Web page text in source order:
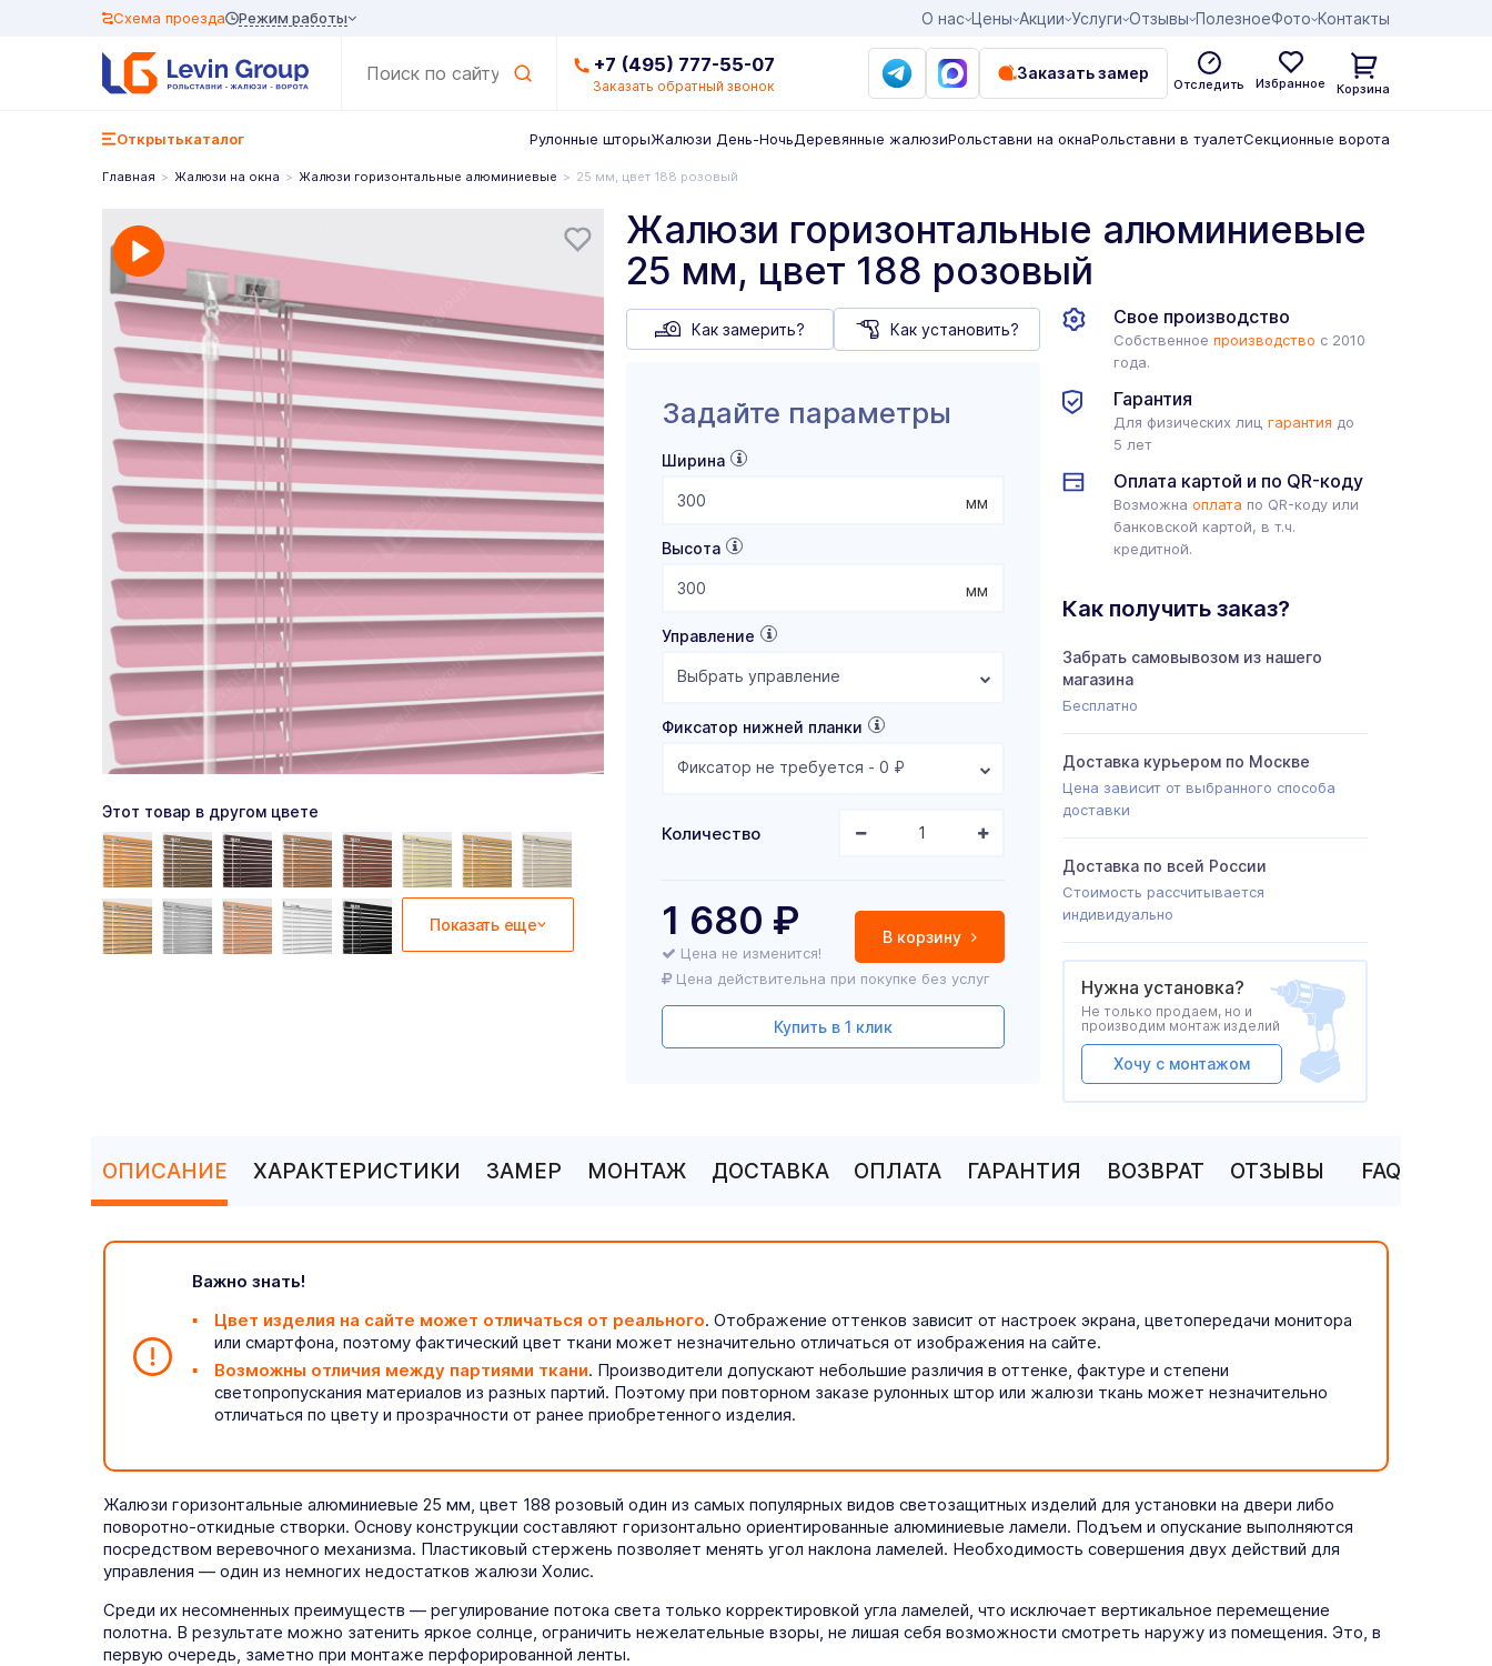
О нас Цены Акции Услуги Отзывы ПолезноеФото Контакты
Схема проезда Режим работы
+7 (495) 777-55-07
Заказать обратный звонок
Заказать замер
Отследить Избранное Корзина
Открытькаталог Рулонные шторыЖалюзи День-НочьДеревянные жалюзиРольставни на окнаРольставни в туалетСекционные ворота
Главная Жалюзи на окна Жалюзи горизонтальные алюминиевые 25 мм, цвет 188 розовый
Жалюзи горизонтальные алюминиевые
25 мм, цвет 188 розовый
Этот товар в другом цвете
Показать еще
Как замерить? Как установить?
Задайте параметры
Ширина
мм
Высота
мм
Управление
Выбрать управление
Фиксатор нижней планки
Фиксатор не требуется - 0 ₽
Количество
В корзину
1 680 ₽
Цена не изменится!
Цена действительна при покупке без услуг
Купить в 1 клик
Свое производство
Собственноепроизводство с 2010
года.
Гарантия
Для физических лицгарантия до
5 лет
Оплата картой и по QR-коду
Возможнаоплата по QR-коду или
банковской картой, в т.ч.
кредитной.
Как получить заказ?
Забрать самовывозом из нашего
магазина
Бесплатно
Доставка курьером по Москве
Цена зависит от выбранного способа
доставки
Доставка по всей России
Стоимость рассчитывается
индивидуально
Нужна установка?
Не только продаем, но и
производим монтаж изделий
Хочу с монтажом
ОПИСАНИЕ ХАРАКТЕРИСТИКИ ЗАМЕР МОНТАЖ ДОСТАВКА ОПЛАТА ГАРАНТИЯ ВОЗВРАТ ОТЗЫВЫ FAQ
Важно знать!
Цвет изделия на сайте может отличаться от реального. Отображение оттенков зависит от настроек экрана, цветопередачи монитора
или смартфона, поэтому фактический цвет ткани может незначительно отличаться от изображения на сайте.
Возможны отличия между партиями ткани. Производители допускают небольшие различия в оттенке, фактуре и степени
светопропускания материалов из разных партий. Поэтому при повторном заказе рулонных штор или жалюзи ткань может незначительно
отличаться по цвету и прозрачности от ранее приобретенного изделия.
Жалюзи горизонтальные алюминиевые 25 мм, цвет 188 розовый один из самых популярных видов светозащитных изделий для установки на двери либо
поворотно-откидные створки. Основу конструкции составляют горизонтально ориентированные алюминиевые ламели. Подъем и опускание выполняются
посредством веревочного механизма. Пластиковый стержень позволяет менять угол наклона ламелей. Необходимость совершения двух действий для
управления — один из немногих недостатков жалюзи Холис.
Среди их несомненных преимуществ — регулирование потока света только корректировкой угла ламелей, что исключает вертикальное перемещение
полотна. В результате можно затенить яркое солнце, ограничить нежелательные взоры, не лишая себя возможности смотреть наружу из помещения. Это, в
первую очередь, заметно при монтаже перфорированной ленты.